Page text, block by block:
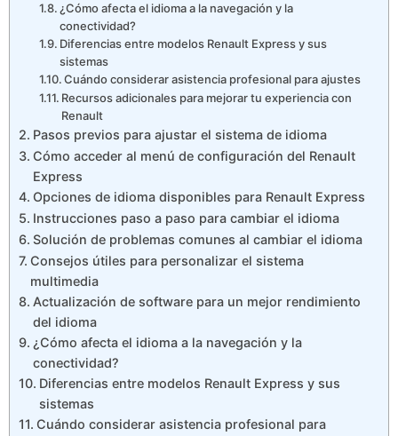
¿Cómo afecta el idioma a la navegación y la
conectividad?
Diferencias entre modelos Renault Express y sus
sistemas
Cuándo considerar asistencia profesional para ajustes
Recursos adicionales para mejorar tu experiencia con
Renault
Pasos previos para ajustar el sistema de idioma
Cómo acceder al menú de configuración del Renault
Express
Opciones de idioma disponibles para Renault Express
Instrucciones paso a paso para cambiar el idioma
Solución de problemas comunes al cambiar el idioma
Consejos útiles para personalizar el sistema
multimedia
Actualización de software para un mejor rendimiento
del idioma
¿Cómo afecta el idioma a la navegación y la
conectividad?
Diferencias entre modelos Renault Express y sus
sistemas
Cuándo considerar asistencia profesional para